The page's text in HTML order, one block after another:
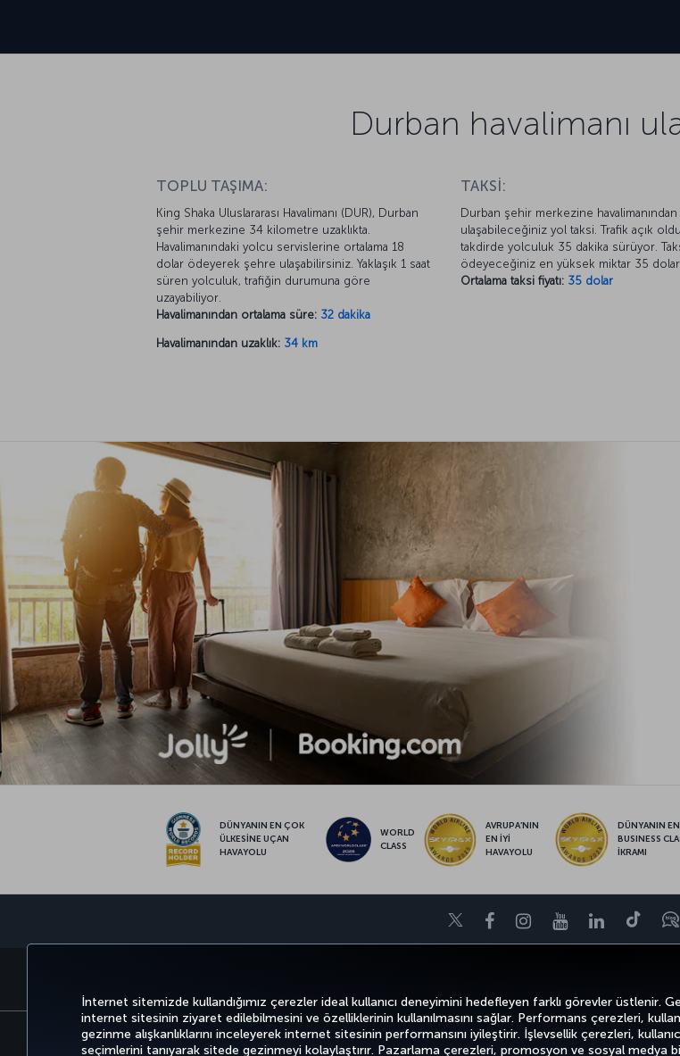
İnternet sitemizde kullandığımız çerezler ideal kullanıcı deneyimini hedefleyen farklı görevler üstlenir.
internet sitesinin ziyaret edilebilmesini ve özelliklerinin kullanılmasını sağlar. Performans çerezleri,
gezinme alışkanlıklarını inceleyerek internet sitesinin performansını iyileştirir. İşlevsellik çerezleri,
seçimlerini tanıyarak sitede gezinmeyi kolaylaştırır. Pazarlama çerezleri, promosyon ve sosyal medya
Durban havalimanı
TOPLU TAŞIMA:
King Shaka Uluslararası Havalimanı (DUR), Durban
şehir merkezine 34 kilometre uzaklıkta.
Havalimanındaki yolcu servislerine ortalama 18
dolar ödeyerek şehre ulaşabilirsiniz. Yaklaşık 1 saat
süren yolculuk, trafiğin durumuna göre
uzayabiliyor.
Havalimanından ortalama süre: 32 dakika
Havalimanından uzaklık: 34 km
TAKSİ:
Durban şehir merkezine havalimanından
ulaşabileceğiniz yol taksi. Trafik açık
takdirde yolculuk 35 dakika sürüyor.
ödeyeceğiniz en yüksek miktar 35
Ortalama taksi fiyatı: 35 dolar
DÜNYANIN EN ÇOK
ÜLKESİNE UÇAN
HAVAYOLU
WORLD
CLASS
AVRUPA’NIN
EN İYİ
HAVAYOLU
DÜNYANIN EN
BUSINESS
İKRAMI
TwitterFacebookInstagram
YoutubeLinkedIn
Tiktok
Bilgi Toplumu Hizmetleri Erişilebilirlik Gizlilik ve Çerez Politikası Yasal Uyarı